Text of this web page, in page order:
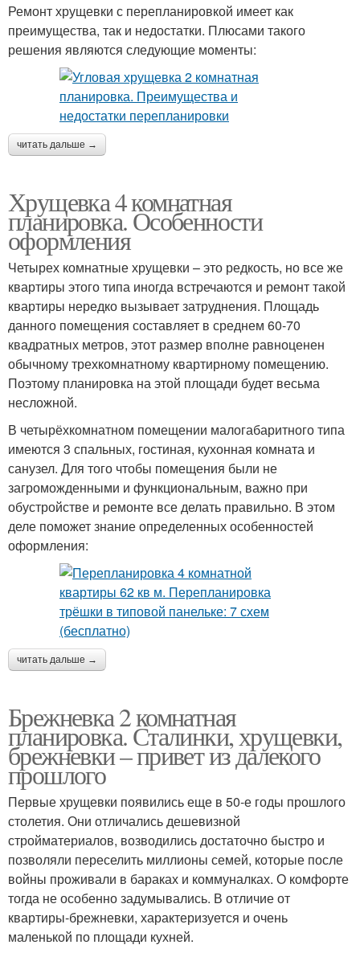
Ремонт хрущевки с перепланировкой имеет как
преимущества, так и недостатки. Плюсами такого
решения являются следующие моменты:
читать дальше →
Хрущевка 4 комнатная
планировка. Особенности
оформления
Четырех комнатные хрущевки – это редкость, но все же
квартиры этого типа иногда встречаются и ремонт такой
квартиры нередко вызывает затруднения. Площадь
данного помещения составляет в среднем 60-70
квадратных метров, этот размер вполне равноценен
обычному трехкомнатному квартирному помещению.
Поэтому планировка на этой площади будет весьма
несложной.
В четырёхкомнатном помещении малогабаритного типа
имеются 3 спальных, гостиная, кухонная комната и
санузел. Для того чтобы помещения были не
загроможденными и функциональным, важно при
обустройстве и ремонте все делать правильно. В этом
деле поможет знание определенных особенностей
оформления:
читать дальше →
Брежневка 2 комнатная
планировка. Сталинки, хрущевки,
брежневки – привет из далекого
прошлого
Первые хрущевки появились еще в 50-е годы прошлого
столетия. Они отличались дешевизной
стройматериалов, возводились достаточно быстро и
позволяли переселить миллионы семей, которые после
войны проживали в бараках и коммуналках. О комфорте
тогда не особенно задумывались. В отличие от
квартиры-брежневки, характеризуется и очень
маленькой по площади кухней.